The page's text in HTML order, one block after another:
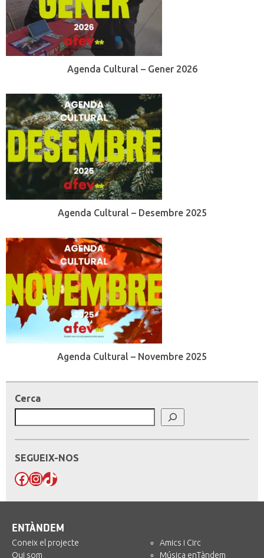
Agenda Cultural – Gener 2026
Agenda Cultural – Desembre 2025
Agenda Cultural – Novembre 2025
Cerca
SEGUEIX-NOS
Facebook
Instagram
TikTok
ENTÀNDEM
Coneix el projecte
Qui som
Amics i Circ
Música enTàndem